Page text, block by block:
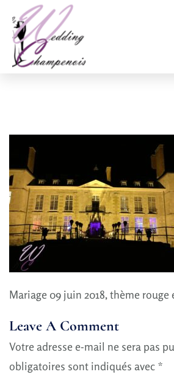
Mariage 09 juin 2018, thème rouge
Leave A Comment
Votre adresse e-mail ne sera pas
obligatoires sont indiqués avec *